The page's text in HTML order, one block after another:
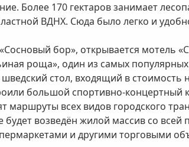
Более 170 гектаров занимает
ВДНХ. Сюда было легко и
бор», открывается мотель
роща», один из самых
стол, входящий в стоимость
большой спортивно-концертный
маршруты всех видов городского
возведён жилой массив со всей
и другими торговыми